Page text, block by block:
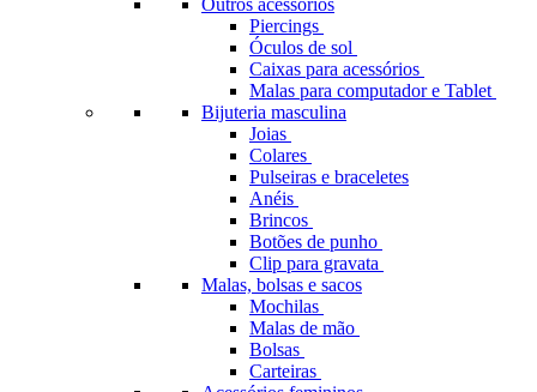
Outros acessórios
Piercings
Óculos de sol
Caixas para acessórios
Malas para computador e Tablet
Bijuteria masculina
Joias
Colares
Pulseiras e braceletes
Anéis
Brincos
Botões de punho
Clip para gravata
Malas, bolsas e sacos
Mochilas
Malas de mão
Bolsas
Carteiras